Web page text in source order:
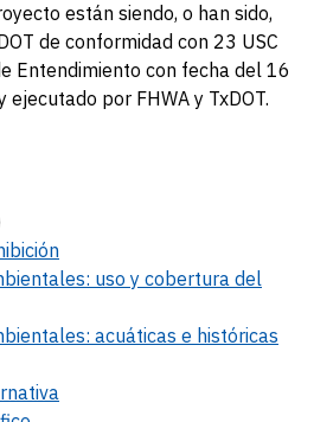
están siendo, o han sido,
de conformidad con 23 USC
Entendimiento con fecha del 16
por FHWA y TxDOT.
uso y cobertura del
acuáticas e históricas